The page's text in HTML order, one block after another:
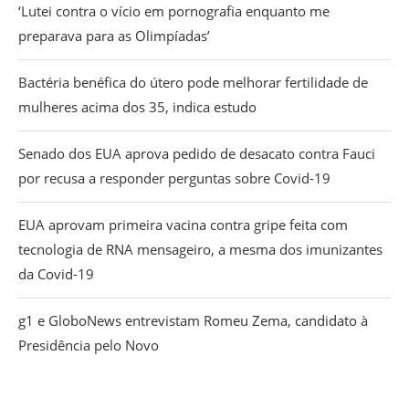
‘Lutei contra o vício em pornografia enquanto me
preparava para as Olimpíadas’
Bactéria benéfica do útero pode melhorar fertilidade de
mulheres acima dos 35, indica estudo
Senado dos EUA aprova pedido de desacato contra Fauci
por recusa a responder perguntas sobre Covid-19
EUA aprovam primeira vacina contra gripe feita com
tecnologia de RNA mensageiro, a mesma dos imunizantes
da Covid-19
g1 e GloboNews entrevistam Romeu Zema, candidato à
Presidência pelo Novo